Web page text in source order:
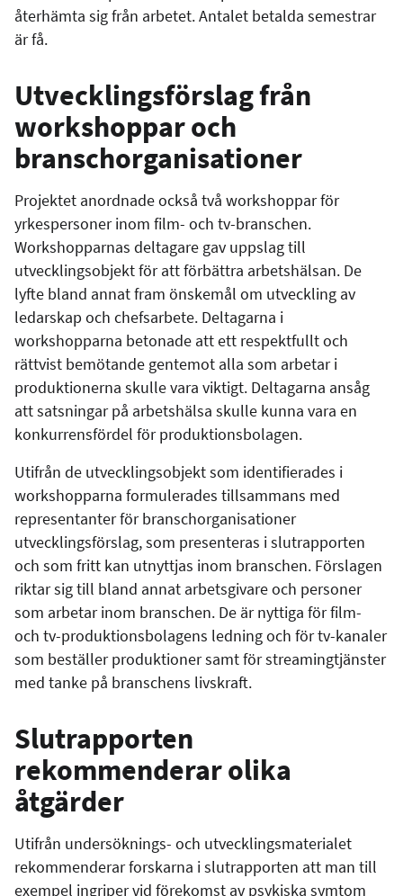
återhämta sig från arbetet. Antalet betalda semestrar
är få.
Utvecklingsförslag från
workshoppar och
branschorganisationer
Projektet anordnade också två workshoppar för
yrkespersoner inom film- och tv-branschen.
Workshopparnas deltagare gav uppslag till
utvecklingsobjekt för att förbättra arbetshälsan. De
lyfte bland annat fram önskemål om utveckling av
ledarskap och chefsarbete. Deltagarna i
workshopparna betonade att ett respektfullt och
rättvist bemötande gentemot alla som arbetar i
produktionerna skulle vara viktigt. Deltagarna ansåg
att satsningar på arbetshälsa skulle kunna vara en
konkurrensfördel för produktionsbolagen.
Utifrån de utvecklingsobjekt som identifierades i
workshopparna formulerades tillsammans med
representanter för branschorganisationer
utvecklingsförslag, som presenteras i slutrapporten
och som fritt kan utnyttjas inom branschen. Förslagen
riktar sig till bland annat arbetsgivare och personer
som arbetar inom branschen. De är nyttiga för film-
och tv-produktionsbolagens ledning och för tv-kanaler
som beställer produktioner samt för streamingtjänster
med tanke på branschens livskraft.
Slutrapporten
rekommenderar olika
åtgärder
Utifrån undersöknings- och utvecklingsmaterialet
rekommenderar forskarna i slutrapporten att man till
exempel ingriper vid förekomst av psykiska symtom